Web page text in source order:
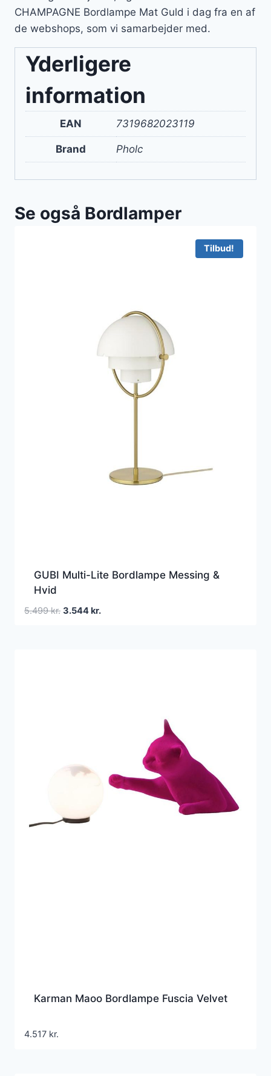
CHAMPAGNE Bordlampe Mat Guld i dag fra en af
de webshops, som vi samarbejder med.
Yderligere
information
EAN 7319682023119
Brand Pholc
Se også Bordlamper
Tilbud!
GUBI Multi-Lite Bordlampe Messing &
Hvid
5.499kr. Den
3.544kr.Den
Karman Maoo Bordlampe Fuscia Velvet
4.517 kr.